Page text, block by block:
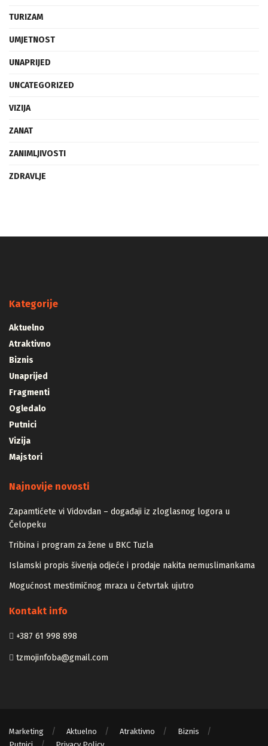
TURIZAM
UMJETNOST
UNAPRIJED
UNCATEGORIZED
VIZIJA
ZANAT
ZANIMLJIVOSTI
ZDRAVLJE
Kategorije
Aktuelno
Atraktivno
Biznis
Unaprijed
Fragmenti
Ogledalo
Putnici
Vizija
Majstori
Najnovije novosti
Zapamtićete vi Vidovdan – događaji iz zloglasnog logora u
Čelopeku
Tribina i program za žene u BKC Tuzla
Islamski propis šivenja odjeće i prodaje nakita nemuslimankama
Mogućnost mestimičnog mraza u četvrtak ujutro
Kontakt info
+387 61 998 898
tzmojinfoba@gmail.com
Marketing Aktuelno Atraktivno
Biznis